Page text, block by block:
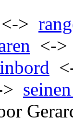
<->
<-